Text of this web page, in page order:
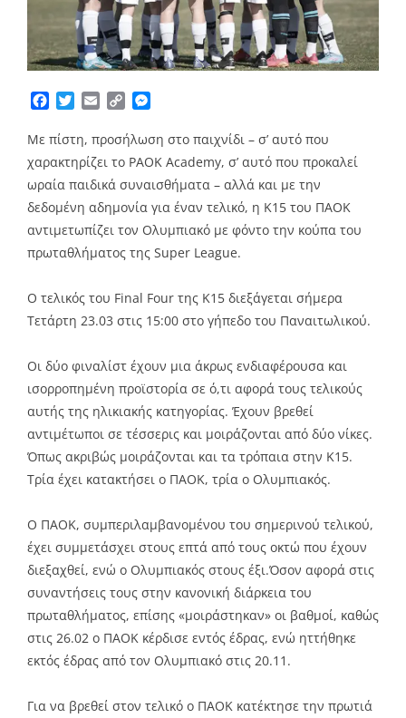
Facebook
TwitterEmailCopy
Με πίστη, προσήλωση στο παιχνίδι – σ’ αυτό που
χαρακτηρίζει το PAOK Academy, σ’ αυτό που προκαλεί
ωραία παιδικά συναισθήματα – αλλά και με την
δεδομένη αδημονία για έναν τελικό, η Κ15 του ΠΑΟΚ
αντιμετωπίζει τον Ολυμπιακό με φόντο την κούπα του
πρωταθλήματος της Super League.
O τελικός του Final Four της Κ15 διεξάγεται σήμερα
Τετάρτη 23.03 στις 15:00 στο γήπεδο του Παναιτωλικού.
Οι δύο φιναλίστ έχουν μια άκρως ενδιαφέρουσα και
ισορροπημένη προϊστορία σε ό,τι αφορά τους τελικούς
αυτής της ηλικιακής κατηγορίας. Έχουν βρεθεί
αντιμέτωποι σε τέσσερις και μοιράζονται από δύο νίκες.
Όπως ακριβώς μοιράζονται και τα τρόπαια στην Κ15.
Τρία έχει κατακτήσει ο ΠΑΟΚ, τρία ο Ολυμπιακός.
Ο ΠΑΟΚ, συμπεριλαμβανομένου του σημερινού τελικού,
έχει συμμετάσχει στους επτά από τους οκτώ που έχουν
διεξαχθεί, ενώ ο Ολυμπιακός στους έξι.Όσον αφορά στις
συναντήσεις τους στην κανονική διάρκεια του
πρωταθλήματος, επίσης «μοιράστηκαν» οι βαθμοί, καθώς
στις 26.02 ο ΠΑΟΚ κέρδισε εντός έδρας, ενώ ηττήθηκε
εκτός έδρας από τον Ολυμπιακό στις 20.11.
Για να βρεθεί στον τελικό ο ΠΑΟΚ κατέκτησε την πρωτιά